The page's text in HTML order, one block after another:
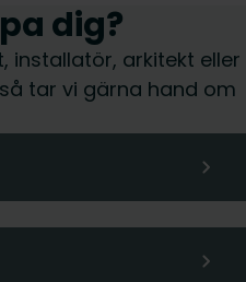
dig?
installatör, arkitekt eller
tar vi gärna hand om